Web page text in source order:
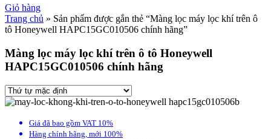
Giỏ hàng
Trang chủ » Sản phẩm được gắn thẻ “Màng lọc máy lọc khí trên ô
tô Honeywell HAPC15GC010506 chính hãng”
Màng lọc máy lọc khí trên ô tô Honeywell
HAPC15GC010506 chính hãng
Giá đã bao gồm VAT 10%
Hàng chính hãng, mới 100%